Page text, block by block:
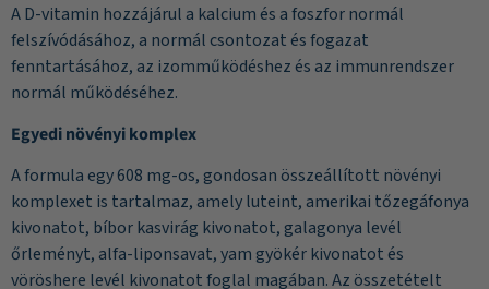
A D-vitamin hozzájárul a kalcium és a foszfor normál
felszívódásához, a normál csontozat és fogazat
fenntartásához, az izomműködéshez és az immunrendszer
normál működéséhez.
Egyedi növényi komplex
A formula egy 608 mg-os, gondosan összeállított növényi
komplexet is tartalmaz, amely luteint, amerikai tőzegáfonya
kivonatot, bíbor kasvirág kivonatot, galagonya levél
őrleményt, alfa-liponsavat, yam gyökér kivonatot és
vöröshere levél kivonatot foglal magában. Az összetételt